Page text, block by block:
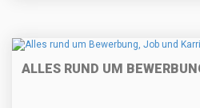
ALLES RUND UM